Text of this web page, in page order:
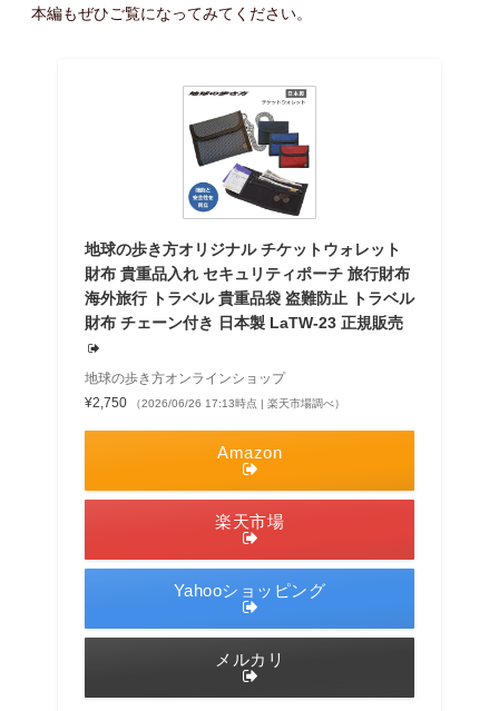
本編もぜひご覧になってみてください。
地球の歩き方オリジナル チケットウォレット
財布 貴重品入れ セキュリティポーチ 旅行財布
海外旅行 トラベル 貴重品袋 盗難防止 トラベル
財布 チェーン付き 日本製 LaTW-23 正規販売
地球の歩き方オンラインショップ
¥2,750
（2026/06/26 17:13時点 | 楽天市場調べ）
Amazon
楽天市場
Yahooショッピング
メルカリ